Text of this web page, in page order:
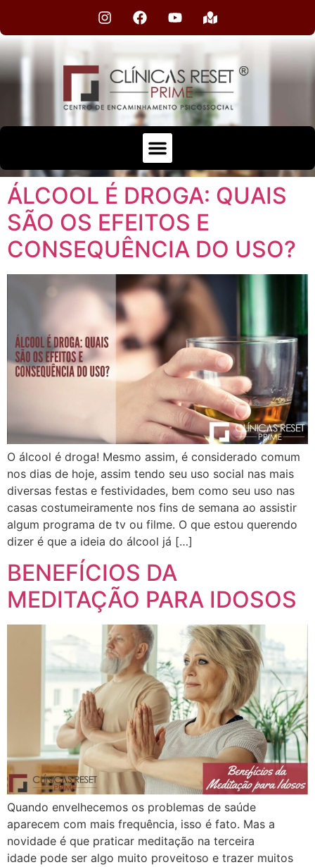
ÁLCOOL É DROGA: QUAIS
SÃO OS EFEITOS E
CONSEQUÊNCIA DO USO?
O álcool é droga! Mesmo assim, é considerado comum
nos dias de hoje, assim tendo seu uso social nas mais
diversas festas e festividades, bem como seu uso nas
casas costumeiramente nos fins de semana ao assistir
algum programa de tv ou filme. O que estou querendo
dizer é que a ideia do álcool já […]
BENEFÍCIOS DA
MEDITAÇÃO PARA IDOSOS
Quando envelhecemos os problemas de saúde
aparecem com mais frequência, isso é fato. Mas a
novidade é que praticar meditação na terceira
idade pode ser algo muito proveitoso e trazer muitos